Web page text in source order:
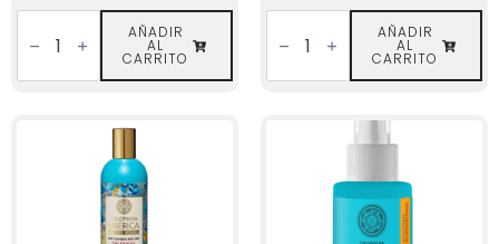
Champú
Sulfatos
Rizos
AÑADIR
AL
CARRITO
Champú
Hidrolato
Espino
Cabello
AÑADIR
AL
CARRITO